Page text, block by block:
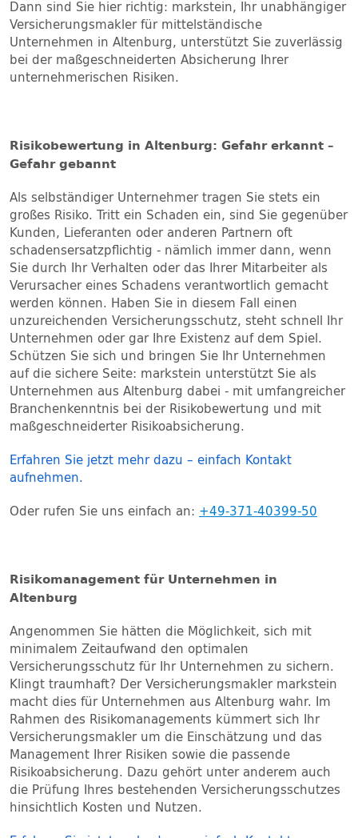
Dann sind Sie hier richtig: markstein, Ihr unabhängiger
Versicherungsmakler für mittelständische
Unternehmen in Altenburg, unterstützt Sie zuverlässig
bei der maßgeschneiderten Absicherung Ihrer
unternehmerischen Risiken.
Risikobewertung in Altenburg: Gefahr erkannt –
Gefahr gebannt
Als selbständiger Unternehmer tragen Sie stets ein
großes Risiko. Tritt ein Schaden ein, sind Sie gegenüber
Kunden, Lieferanten oder anderen Partnern oft
schadensersatzpflichtig - nämlich immer dann, wenn
Sie durch Ihr Verhalten oder das Ihrer Mitarbeiter als
Verursacher eines Schadens verantwortlich gemacht
werden können. Haben Sie in diesem Fall einen
unzureichenden Versicherungsschutz, steht schnell Ihr
Unternehmen oder gar Ihre Existenz auf dem Spiel.
Schützen Sie sich und bringen Sie Ihr Unternehmen
auf die sichere Seite: markstein unterstützt Sie als
Unternehmen aus Altenburg dabei - mit umfangreicher
Branchenkenntnis bei der Risikobewertung und mit
maßgeschneiderter Risikoabsicherung.
Erfahren Sie jetzt mehr dazu – einfach Kontakt
aufnehmen.
Oder rufen Sie uns einfach an: +49-371-40399-50
Risikomanagement für Unternehmen in
Altenburg
Angenommen Sie hätten die Möglichkeit, sich mit
minimalem Zeitaufwand den optimalen
Versicherungsschutz für Ihr Unternehmen zu sichern.
Klingt traumhaft? Der Versicherungsmakler markstein
macht dies für Unternehmen aus Altenburg wahr. Im
Rahmen des Risikomanagements kümmert sich Ihr
Versicherungsmakler um die Einschätzung und das
Management Ihrer Risiken sowie die passende
Risikoabsicherung. Dazu gehört unter anderem auch
die Prüfung Ihres bestehenden Versicherungsschutzes
hinsichtlich Kosten und Nutzen.